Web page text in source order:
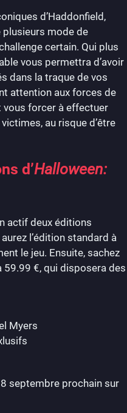
d’Haddonfield,
mode de
certain. Qui plus
vous permettra d’avoir
dans la traque de vos
attention aux forces de
vous forcer à effectuer
au risque d’être
d’Halloween:
actif deux éditions
l’édition standard à
le jeu. Ensuite, sachez
59.99 €, qui disposera des
Myers
septembre prochain sur